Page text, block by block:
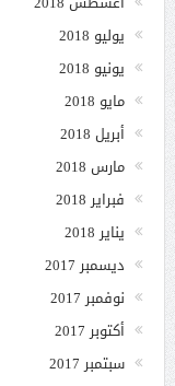
يوليو 2018
يونيو 2018
مايو 2018
أبريل 2018
مارس 2018
فبراير 2018
يناير 2018
ديسمبر 2017
نوفمبر 2017
أكتوبر 2017
سبتمبر 2017